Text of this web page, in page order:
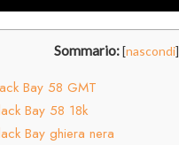
Sommario: [nascondi]
Bay 58 GMT
Bay 58 18k
Bay ghiera nera